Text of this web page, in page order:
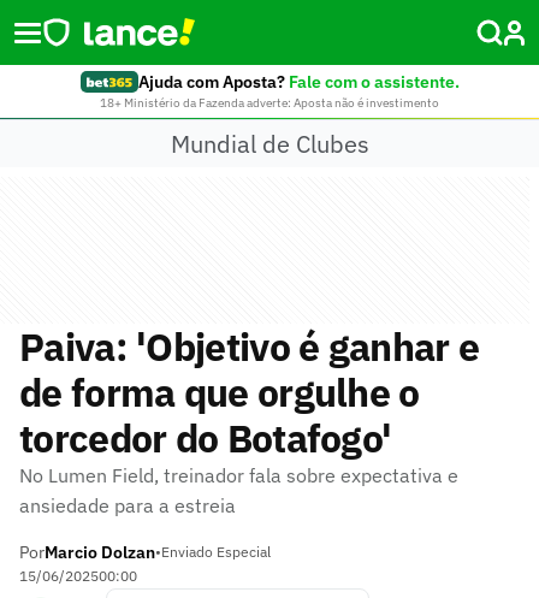
Ajuda com Aposta? Fale com o assistente.
18+ Ministério da Fazenda adverte: Aposta não é investimento
Mundial de Clubes
Paiva: 'Objetivo é ganhar e
de forma que orgulhe o
torcedor do Botafogo'
No Lumen Field, treinador fala sobre expectativa e
ansiedade para a estreia
PorMarcio Dolzan•Enviado Especial
15/06/202500:00